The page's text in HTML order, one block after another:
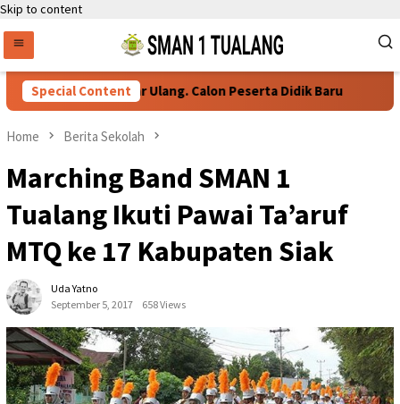
Skip to content
Special Content
Persyaratan Daftar Ulang. Calon Peserta Didik Baru
Home Berita Sekolah
Marching Band SMAN 1
Tualang Ikuti Pawai Ta’aruf
MTQ ke 17 Kabupaten Siak
Uda Yatno
September 5, 2017
658 Views